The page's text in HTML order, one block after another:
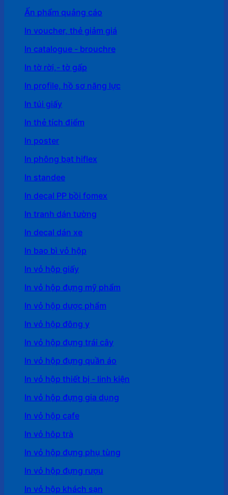
Ấn phẩm quảng cáo
In voucher, thẻ giảm giá
In catalogue - brouchre
In tờ rời,- tờ gấp
In profile, hồ sơ năng lực
In túi giấy
In thẻ tích điểm
In poster
In phông bạt hiflex
In standee
In decal PP bồi fomex
In tranh dán tường
In decal dán xe
In bao bì vỏ hộp
In vỏ hộp giấy
In vỏ hộp đựng mỹ phẩm
In vỏ hộp dược phẩm
In vỏ hộp đông y
In vỏ hộp đựng trái cây
In vỏ hộp đựng quần áo
In vỏ hộp thiết bị - linh kiện
In vỏ hộp đựng gia dụng
In vỏ hộp cafe
In vỏ hôp trà
In vỏ hộp đựng phụ tùng
In vỏ hộp đựng rượu
In vỏ hộp khách sạn